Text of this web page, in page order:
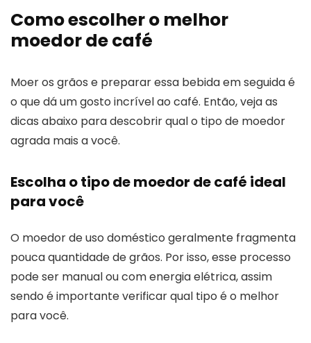
Como escolher o melhor
moedor de café
Moer os grãos e preparar essa bebida em seguida é
o que dá um gosto incrível ao café. Então, veja as
dicas abaixo para descobrir qual o tipo de moedor
agrada mais a você.
Escolha o tipo de moedor de café ideal
para você
O moedor de uso doméstico geralmente fragmenta
pouca quantidade de grãos. Por isso, esse processo
pode ser manual ou com energia elétrica, assim
sendo é importante verificar qual tipo é o melhor
para você.